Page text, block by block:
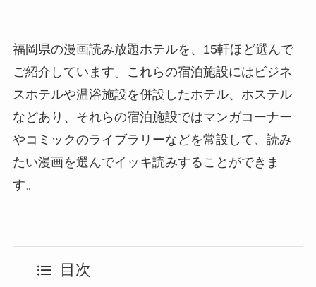
福岡県の漫画読み放題ホテルを、15軒ほど選んで
ご紹介しています。これらの宿泊施設にはビジネ
スホテルや温浴施設を併設したホテル、ホステル
などあり、それらの宿泊施設ではマンガコーナー
やコミックのライブラリーなどを常設して、読み
たい漫画を選んでイッキ読みすることができま
す。
目次